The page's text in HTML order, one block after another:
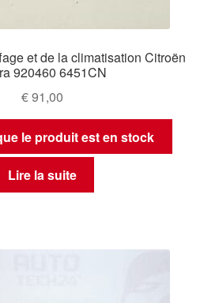
et de la climatisation Citroën
920460 6451CN
€91,00
le produit est en stock
Lire la suite